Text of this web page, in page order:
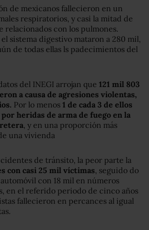
de mexicanos fallecieron en un
respiratorios, y casi la mitad de
relacionados con los pulmones.
sistema digestivo mataron a 280 mil,
de todas ellas ls padecimientos del
del INEGI arrojan que 121 mil 803
a causa de agresiones violentas,
Por lo menos 1 de cada 3 de ellos
heridas de arma de fuego en la
, y en una proporción más
una vivienda
de tránsito, la peor parte la
con casi 25 mil víctimas , seguido do
con 18 mil en números
en el referido periodo de cinco años
fallecieron en percances al igual